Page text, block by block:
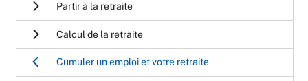
Partir à la retraite
Calcul de la retraite
Cumuler un emploi et votre retraite